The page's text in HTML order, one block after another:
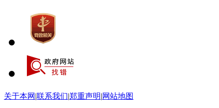
关于本网 |联系我们|郑重声明|网站地图